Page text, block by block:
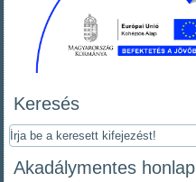
Keresés
Akadálymentes honlap